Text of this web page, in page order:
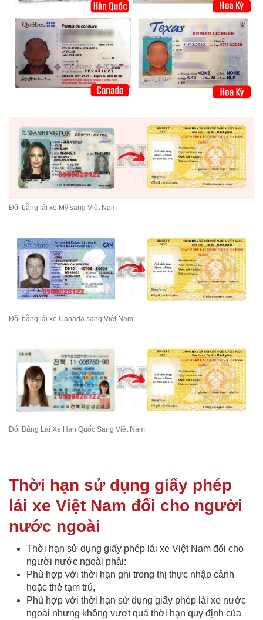
Đổi bằng lái xe Mỹ sang Việt Nam
Đổi bằng lái xe Canada sang Việt Nam
Đổi Bằng Lái Xe Hàn Quốc Sang Việt Nam
Thời hạn sử dụng giấy phép
lái xe Việt Nam đổi cho người
nước ngoài
Thời hạn sử dụng giấy phép lái xe Việt Nam đổi cho
người nước ngoài phải:
Phù hợp với thời hạn ghi trong thị thực nhập cảnh
hoặc thẻ tạm trú,
Phù hợp với thời hạn sử dụng giấy phép lái xe nước
ngoài nhưng không vượt quá thời hạn quy định của